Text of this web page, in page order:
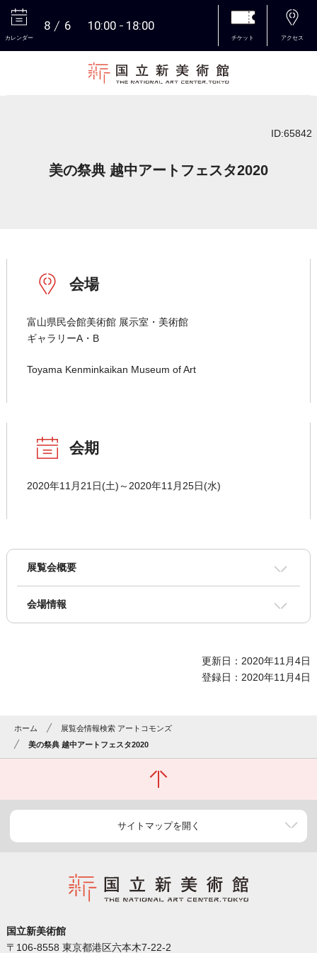
カレンダー
8 6 10:00 18:00
チケット アクセス
ID:65842
美の祭典 越中アートフェスタ2020
会場
富山県民会館美術館 展示室・美術館
ギャラリーA・B
Toyama Kenminkaikan Museum of Art
会期
2020年11月21日(土)～2020年11月25日(水)
展覧会概要
会場情報
更新日：2020年11月4日
登録日：2020年11月4日
ホーム
展覧会情報検索 アートコモンズ
美の祭典 越中アートフェスタ2020
サイトマップを開く
国立新美術館
〒106-8558 東京都港区六本木7-22-2